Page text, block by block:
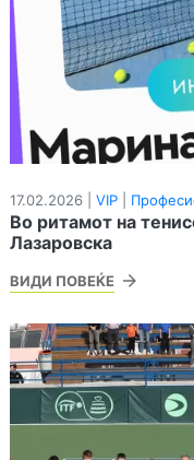
17.02.2026 | VIP
Во ритамот на
Лазаровска
ВИДИ ПОВЕЌЕ